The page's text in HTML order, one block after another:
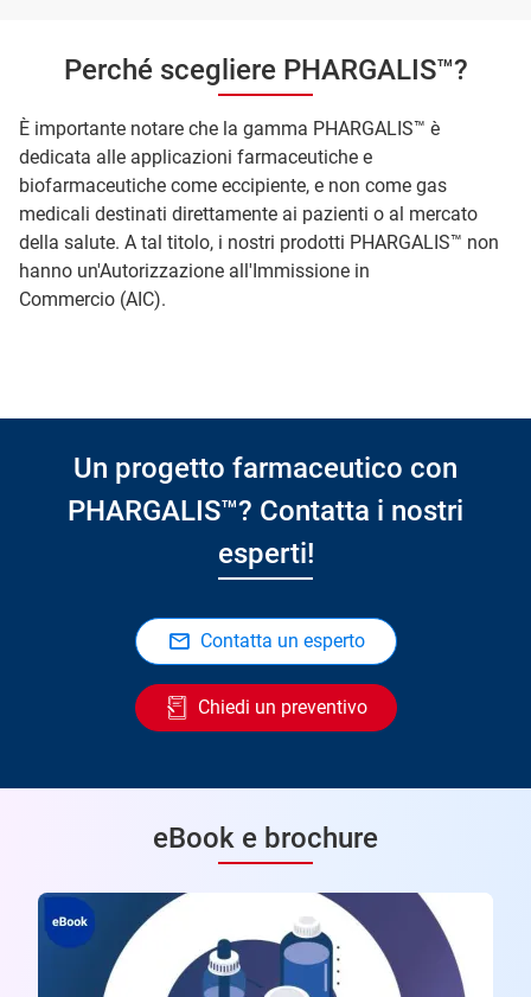
Perché scegliere PHARGALIS™?
È importante notare che la gamma PHARGALIS™ è
dedicata alle applicazioni farmaceutiche e
biofarmaceutiche come eccipiente, e non come gas
medicali destinati direttamente ai pazienti o al mercato
della salute. A tal titolo, i nostri prodotti PHARGALIS™ non
hanno un'Autorizzazione all'Immissione in
Commercio (AIC).
Un progetto farmaceutico con
PHARGALIS™? Contatta i nostri
esperti!
Contatta un esperto
Chiedi un preventivo
eBook e brochure